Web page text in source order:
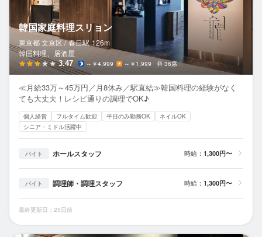
韓国家庭料理スリョン
東京都 文京区 / 春日駅 126m
韓国料理、居酒屋
3.47 ～￥4,999 ～￥1,999 36席
≪月給33万～45万円／月8休み／駅直結≫韓国料理の経験がなく
ても大丈夫！レシピ通りの調理でOK♪
個人経営 フルタイム歓迎 平日のみ勤務OK
ネイルOK
シニア・ミドル活躍中
バイト ホールスタッフ 時給： 1,300円〜
バイト 調理師・調理スタッフ 時給： 1,300円〜
最終更新日：25日前